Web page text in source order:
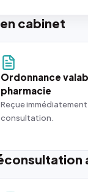
cabinet
Ordonnance
pharmacie
Reçue immédiatement
consultation.